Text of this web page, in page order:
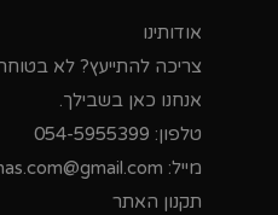
אודותינו
צריכה להתייעץ? לא
אנחנו כאן בשבילך.
טלפון: 054-5955399
מייל:
תקנון האתר